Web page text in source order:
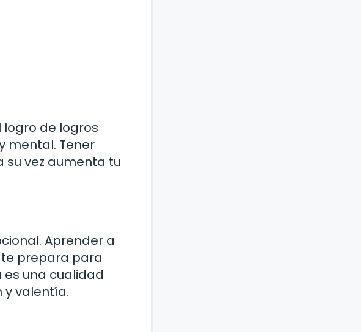
de logros
mental. Tener
su vez aumenta tu
Aprender a
prepara para
una cualidad
y valentía.